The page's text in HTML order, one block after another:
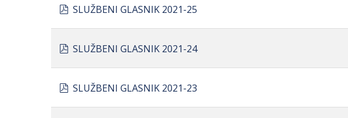
pdf
SLUŽBENI GLASNIK 2021-25
pdf
SLUŽBENI GLASNIK 2021-24
pdf
SLUŽBENI GLASNIK 2021-23